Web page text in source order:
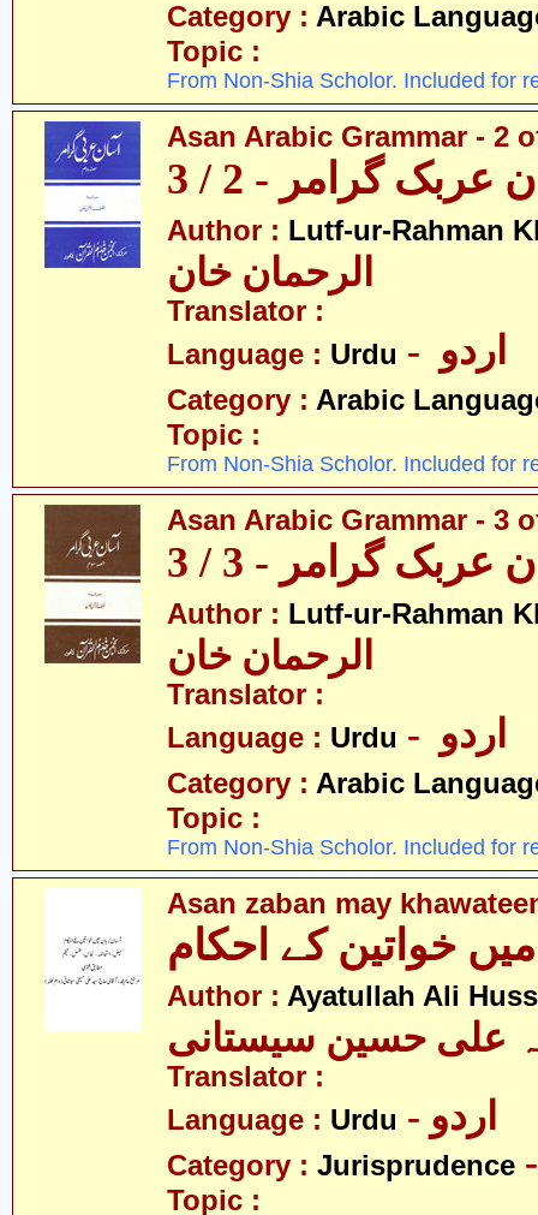
Category : Arabic
Topic :
From Non-Shia Scholor. Included for
Asan Arabic Grammar - 2
عربک گرامر - 2 / 3
Author : Lutf-ur-Rahman
الرحمان خان
Translator :
Language : Urdu
Category : Arabic
Topic :
From Non-Shia Scholor. Included for
Asan Arabic Grammar - 3
عربک گرامر - 3 / 3
Author : Lutf-ur-Rahman
الرحمان خان
Translator :
Language : Urdu
Category : Arabic
Topic :
From Non-Shia Scholor. Included for
Asan zaban may
خواتین کے احکام
Author : Ayatullah Ali
علی حسین سیستانی
Translator :
Language : Urdu - اردو
Category : Jurisprudence
Topic :